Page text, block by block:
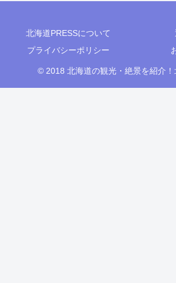
北海道PRESSについて
プライバシーポリシー
© 2018 北海道の観光・絶景を紹介！